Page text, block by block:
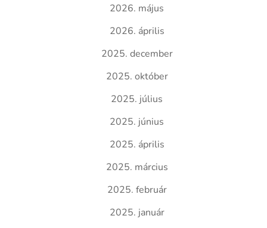
2026. május
2026. április
2025. december
2025. október
2025. július
2025. június
2025. április
2025. március
2025. február
2025. január